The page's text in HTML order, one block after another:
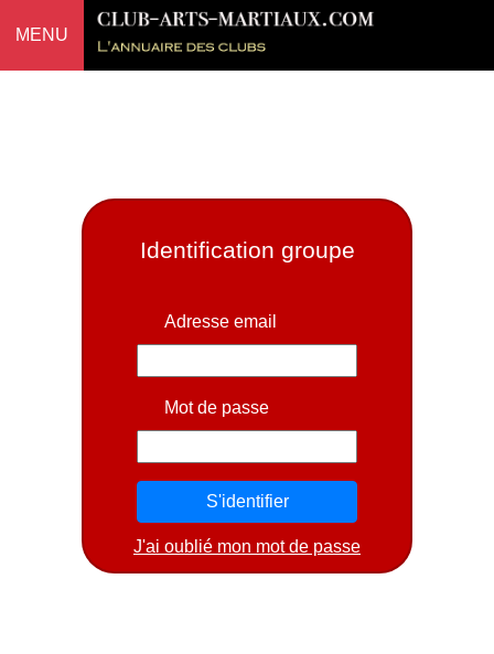
MENU
Identification groupe
Adresse email
Mot de passe
J'ai oublié mon mot de passe